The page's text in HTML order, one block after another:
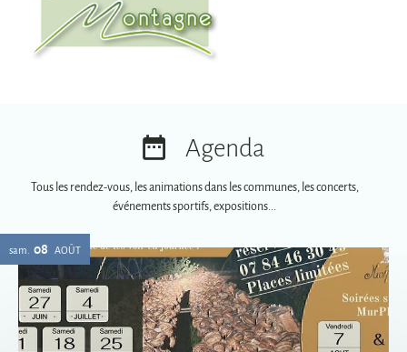
Agenda
Tous les rendez-vous, les animations dans les communes, les concerts,
Soirées spéciales MurPhy's